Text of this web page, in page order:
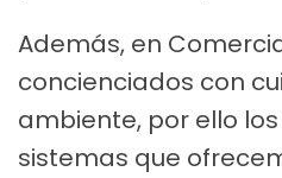
Además, en
concienciados con
ambiente, por ello
sistemas que